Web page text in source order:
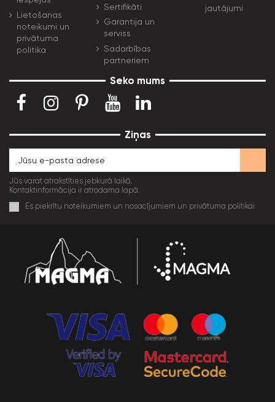
Lietošanas
noteikumi un
privātuma
politika
Sertifikāti
Garantija un
serviss
Sadarbības
partneriem
jautājumi
Seko mums
Ziņas
Jūs varat atrakstīties jebkurā laikā.
Kontaktinformācija ir atrodama lapā.
Es piekrītu noteikumiem un nosacījumiem un privātuma politikai